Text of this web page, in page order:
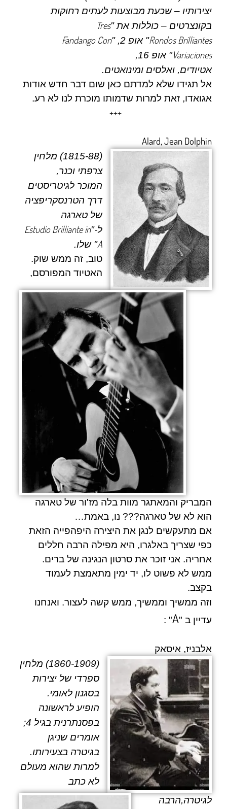
יצירותיו – שכעת מבוצעות לעתים רחוקות
בקונצרטים – כוללות את "Tres
Rondos Brilliantes" אופ 2, "
Fandango Con
Variaciones" אופ 16,
אטיודים, ואלסים ומינואטים.
אל תגידו שלא למדתם כאן שום דבר חדש אודות
אגואדו, זאת למרות שדמותו מוכרת לנו לא רע.
+++
Alard, Jean Dolphin
(1815-88) מלחין
צרפתי וכנר,
המוכר לגיטריסטים
דרך הטרנסקריפציה
של טארגה
ל-"Estudio Brilliante in
A" שלו.
טוב, זה ממש שוק.
האטיוד המפורסם,
המבריק והמאתגר מוות בלה מז'ור של טארגה
הוא לא של טארגה??? נו, באמת…
אם מתעקשים לנגן את היצירה היפהפייה הזאת
כפי שצריך באלגרו, היא מפילה הרבה חללים
אחריה. אני זוכר את סרטון הנגינה של ברים.
ממש לא פשוט לו, יד ימין מתאמצת לעמוד
בקצב.
וזה ממשיך וממשיך, ממש קשה לעצור. ואנחנו
עדיין ב "A
" :
אלבניז, איסאק
(1860-1909) מלחין
ספרדי של יצירות
בסגנון לאומי.
הופיע לראשונה
בפסנתרנית בגיל 4;
אומרים שניגן
בגיטרה בצעירותו.
למרות שהוא מעולם
לא כתב
לגיטרה,הרבה